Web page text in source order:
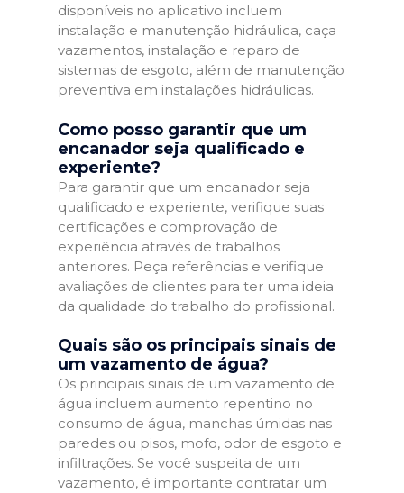
disponíveis no aplicativo incluem
instalação e manutenção hidráulica, caça
vazamentos, instalação e reparo de
sistemas de esgoto, além de manutenção
preventiva em instalações hidráulicas.
Como posso garantir que um
encanador seja qualificado e
experiente?
Para garantir que um encanador seja
qualificado e experiente, verifique suas
certificações e comprovação de
experiência através de trabalhos
anteriores. Peça referências e verifique
avaliações de clientes para ter uma ideia
da qualidade do trabalho do profissional.
Quais são os principais sinais de
um vazamento de água?
Os principais sinais de um vazamento de
água incluem aumento repentino no
consumo de água, manchas úmidas nas
paredes ou pisos, mofo, odor de esgoto e
infiltrações. Se você suspeita de um
vazamento, é importante contratar um